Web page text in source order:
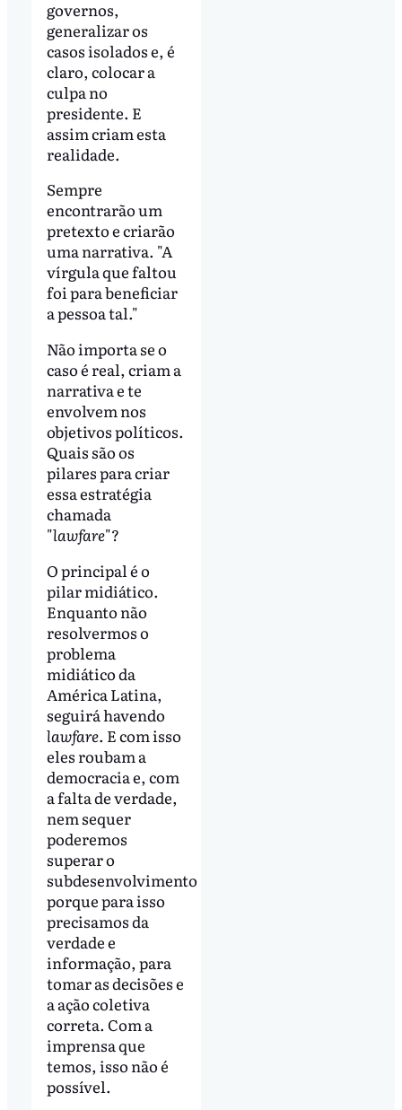
governos,
generalizar os
casos isolados e, é
claro, colocar a
culpa no
presidente. E
assim criam esta
realidade.
Sempre
encontrarão um
pretexto e criarão
uma narrativa. "A
vírgula que faltou
foi para beneficiar
a pessoa tal."
Não importa se o
caso é real, criam a
narrativa e te
envolvem nos
objetivos políticos.
Quais são os
pilares para criar
essa estratégia
chamada
"lawfare"?
O principal é o
pilar midiático.
Enquanto não
resolvermos o
problema
midiático da
América Latina,
seguirá havendo
lawfare. E com isso
eles roubam a
democracia e, com
a falta de verdade,
nem sequer
poderemos
superar o
subdesenvolvimento
porque para isso
precisamos da
verdade e
informação, para
tomar as decisões e
a ação coletiva
correta. Com a
imprensa que
temos, isso não é
possível.